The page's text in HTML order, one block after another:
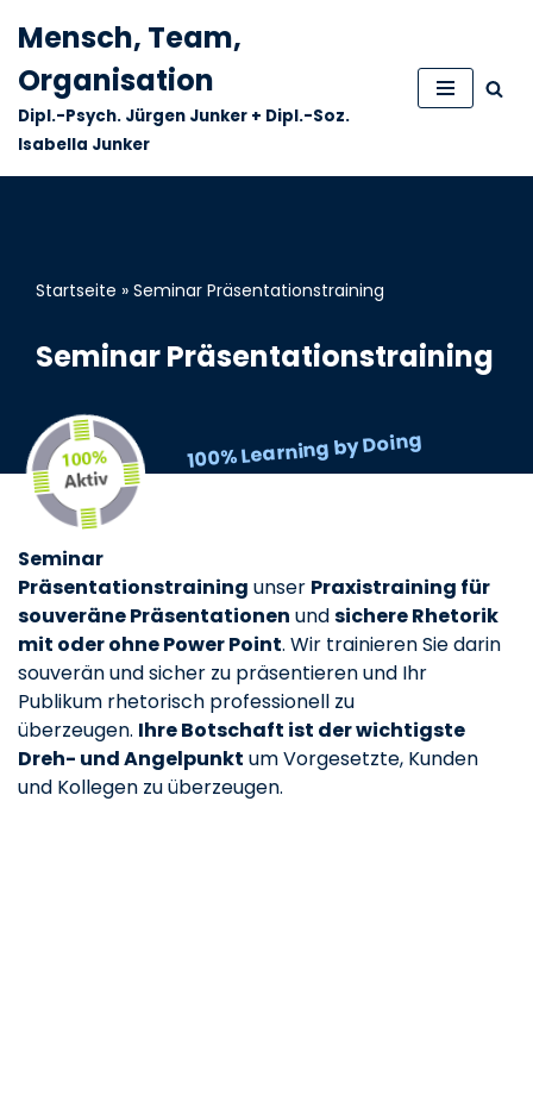
Zum
Inhalt
springen
Mensch, Team,
Organisation
Dipl.-Psych. Jürgen Junker + Dipl.-Soz.
Isabella Junker
100% Learning by Doing
Startseite » Seminar Präsentationstraining
Seminar Präsentationstraining
Seminar
Präsentationstraining unser Praxistraining für
souveräne Präsentationen undsichere Rhetorik
mit oder ohne Power Point. Wir trainieren Sie darin
souverän und sicher zu präsentieren und Ihr
Publikum rhetorisch professionell zu
überzeugen. Ihre Botschaft ist der wichtigste
Dreh- und Angelpunkt um Vorgesetzte, Kunden
und Kollegen zu überzeugen.